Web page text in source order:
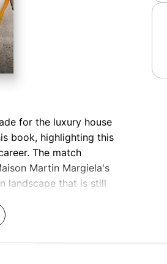
for the luxury house
book, highlighting this
The match
Martin Margiela's
landscape that is still
and tactility
not to impress the
generating an